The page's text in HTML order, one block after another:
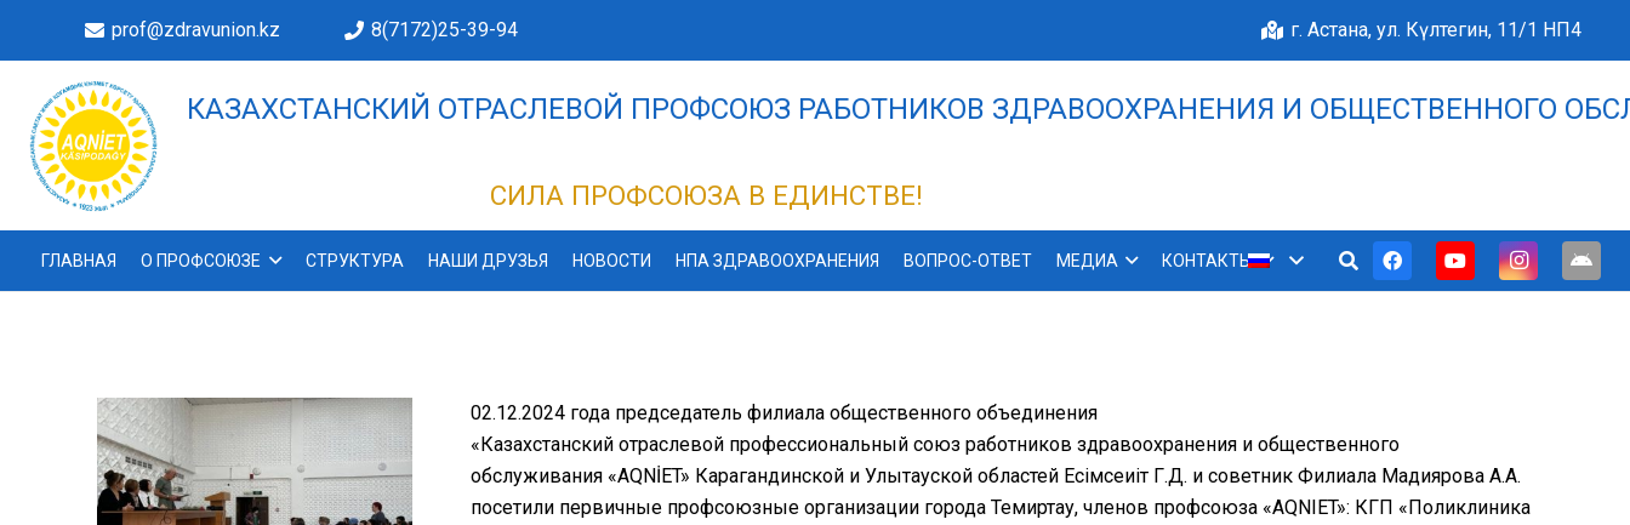
prof@zdravunion.kz 8(7172)25-39-94 г. Астана, ул. Күлтегин, 11/1 НП4
КАЗАХСТАНСКИЙ ОТРАСЛЕВОЙ ПРОФСОЮЗ РАБОТНИКОВ ЗДРАВООХРАНЕНИЯ И ОБЩЕСТВЕННОГО
СИЛА ПРОФСОЮЗА В ЕДИНСТВЕ!
ГЛАВНАЯ О ПРОФСОЮЗЕ СТРУКТУРА НАШИ ДРУЗЬЯ НОВОСТИ НПА ЗДРАВООХРАНЕНИЯ ВОПРОС-ОТВЕТ МЕДИА КОНТАКТЫ
02.12.2024 года председатель филиала общественного объединения
«Казахстанский отраслевой профессиональный союз работников здравоохранения и общественного
обслуживания «AQNİET» Карагандинской и Улытауской областей Есімсеиіт Г.Д. и советник Филиала Мадиярова А.А.
посетили первичные профсоюзные организации города Темиртау, членов профсоюза «AQNIET»: КГП «Поликлиника